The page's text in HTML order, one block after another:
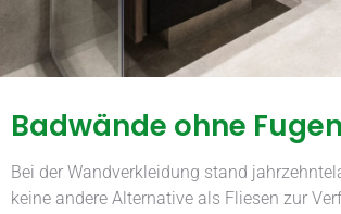
Badwände ohne Fugen
Bei der Wandverkleidung stand
keine andere Alternative als Fliesen zur